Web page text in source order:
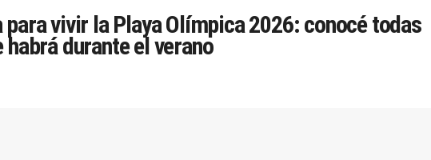
para vivir la Playa Olímpica 2026: conocé todas
durante el verano